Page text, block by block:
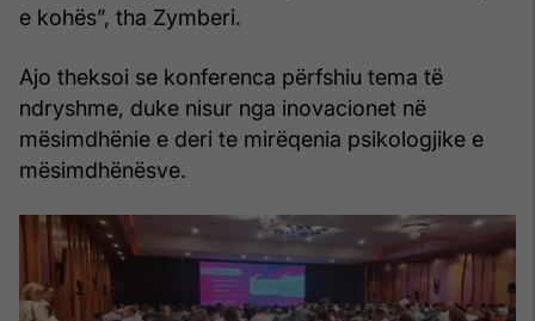
e kohës”, tha Zymberi.
Ajo theksoi se konferenca përfshiu tema të
ndryshme, duke nisur nga inovacionet në
mësimdhënie e deri te mirëqenia psikologjike e
mësimdhënësve.